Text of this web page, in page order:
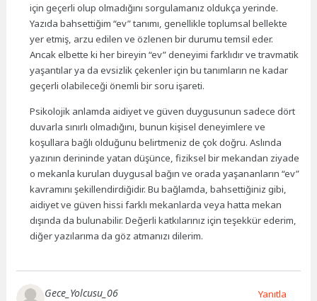
için geçerli olup olmadığını sorgulamanız oldukça yerinde.
Yazıda bahsettiğim “ev” tanımı, genellikle toplumsal bellekte
yer etmiş, arzu edilen ve özlenen bir durumu temsil eder.
Ancak elbette ki her bireyin “ev” deneyimi farklıdır ve travmatik
yaşantılar ya da evsizlik çekenler için bu tanımların ne kadar
geçerli olabileceği önemli bir soru işareti.
Psikolojik anlamda aidiyet ve güven duygusunun sadece dört
duvarla sınırlı olmadığını, bunun kişisel deneyimlere ve
koşullara bağlı olduğunu belirtmeniz de çok doğru. Aslında
yazının derininde yatan düşünce, fiziksel bir mekandan ziyade
o mekanla kurulan duygusal bağın ve orada yaşananların “ev”
kavramını şekillendirdiğidir. Bu bağlamda, bahsettiğiniz gibi,
aidiyet ve güven hissi farklı mekanlarda veya hatta mekan
dışında da bulunabilir. Değerli katkılarınız için teşekkür ederim,
diğer yazılarıma da göz atmanızı dilerim.
Gece_Yolcusu_06 Yanıtla